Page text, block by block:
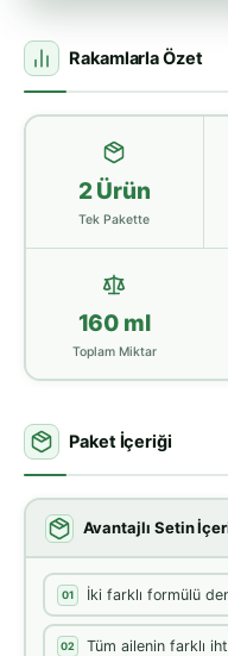
Rakamlarla Özet
2 Ürün
Tek Pakette
160 ml
Toplam Miktar
Paket İçeriği
Avantajlı Setin
01 İki farklı formülü
02 Tüm ailenin farklı